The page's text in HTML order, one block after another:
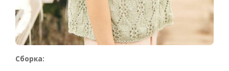
Сборка: